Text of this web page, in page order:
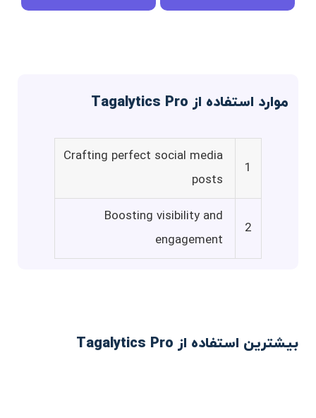
موارد استفاده از Tagalytics Pro
1
Crafting perfect social media
posts
2
Boosting visibility and
engagement
بیشترین استفاده از Tagalytics Pro